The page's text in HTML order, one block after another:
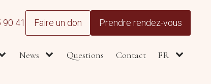
41 Faire un don Prendre rendez-vous
News Questions Contact FR